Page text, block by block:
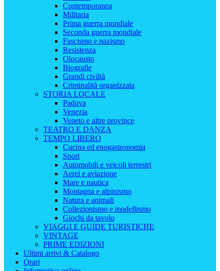
Contemporanea
Militaria
Prima guerra mondiale
Seconda guerra mondiale
Fascismo e nazismo
Resistenza
Olocausto
Biografie
Grandi civiltà
Criminalità organizzata
STORIA LOCALE
Padova
Venezia
Veneto e altre province
TEATRO E DANZA
TEMPO LIBERO
Cucina ed enogastronomia
Sport
Automobili e veicoli terrestri
Aerei e aviazione
Mare e nautica
Montagna e alpinismo
Natura e animali
Collezionismo e modellismo
Giochi da tavolo
VIAGGI E GUIDE TURISTICHE
VINTAGE
PRIME EDIZIONI
Ultimi arrivi & Catalogo
Orari